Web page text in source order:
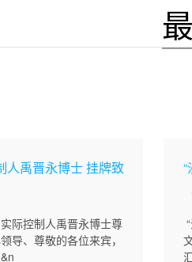
人禹晋永博士 挂牌致
际控制人禹晋永博士尊
导、尊敬的各位来宾，